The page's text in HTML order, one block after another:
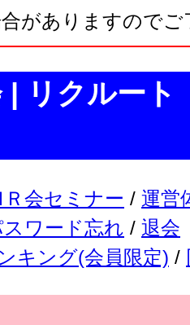
がありますのでご
リクルート
Ｒ会セミナー / 運営
ワード忘れ / 退会
キング(会員限定) /